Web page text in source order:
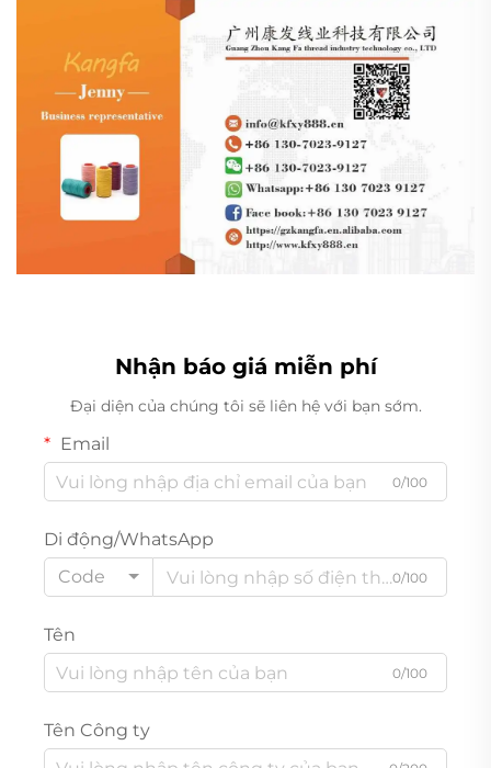
Nhận báo giá miễn phí
Đại diện của chúng tôi sẽ liên hệ với bạn sớm.
Email
0/100
Di động/WhatsApp
Code
0/100
Tên
0/100
Tên Công ty